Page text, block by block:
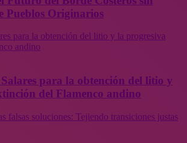
Pueblos Originarios
para la obtención del litio y la progresiva
andino
para la obtención del litio y
del Flamenco andino
falsas soluciones: Tejiendo transiciones justas